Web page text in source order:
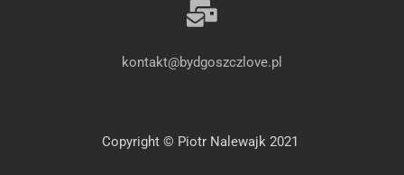
kontakt@bydgoszczlove.pl
Copyright © Piotr Nalewajk 2021